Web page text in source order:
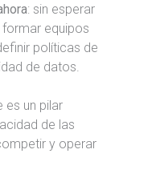
: sin esperar
equipos
políticas de
de datos.
es un pilar
de las
y operar